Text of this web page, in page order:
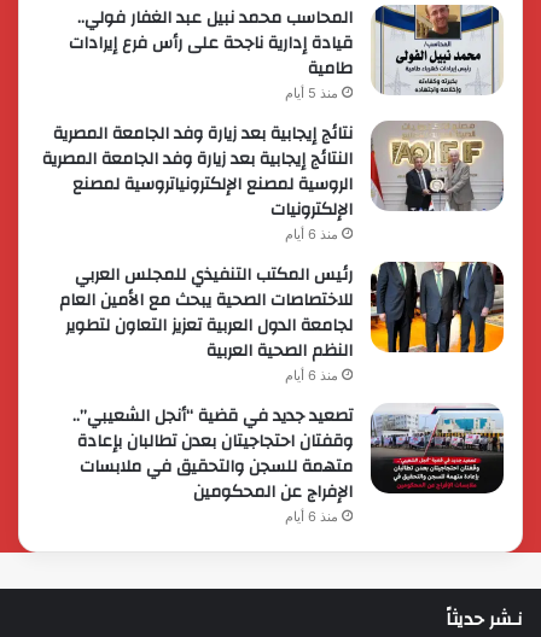
المحاسب محمد نبيل عبد الغفار فولي..
قيادة إدارية ناجحة على رأس فرع إيرادات
طامية
منذ 5 أيام
نتائج إيجابية بعد زيارة وفد الجامعة المصرية
النتائج إيجابية بعد زيارة وفد الجامعة المصرية
الروسية لمصنع الإلكترونياتروسية لمصنع
الإلكترونيات
منذ 6 أيام
رئيس المكتب التنفيذي للمجلس العربي
للاختصاصات الصحية يبحث مع الأمين العام
لجامعة الدول العربية تعزيز التعاون لتطوير
النظم الصحية العربية
منذ 6 أيام
تصعيد جديد في قضية “أنجل الشعيبي”..
وقفتان احتجاجيتان بعدن تطالبان بإعادة
متهمة للسجن والتحقيق في ملابسات
الإفراج عن المحكومين
منذ 6 أيام
نـشر حديثاً